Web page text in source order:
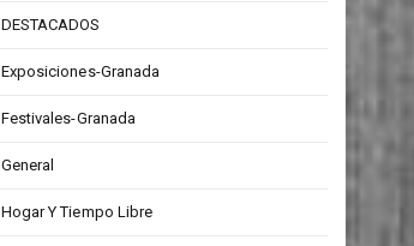
DESTACADOS
Exposiciones-Granada
Festivales-Granada
General
Hogar Y Tiempo Libre